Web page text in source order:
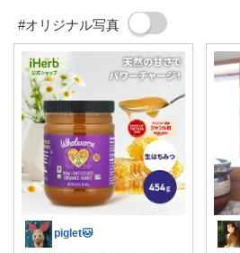
#オリジナル写真
piglet🐱